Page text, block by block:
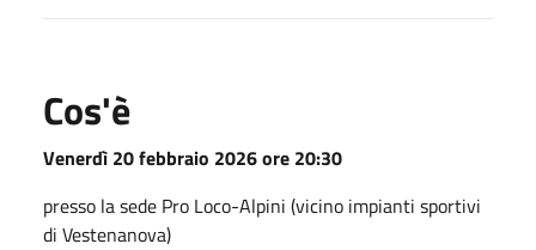
Cos'è
Venerdì 20 febbraio 2026 ore 20:30
presso la sede Pro Loco-Alpini (vicino impianti sportivi
di Vestenanova)